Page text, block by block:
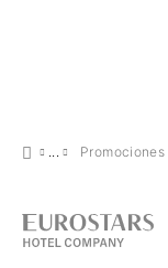
Promociones